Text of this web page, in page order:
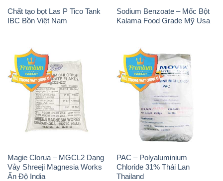
Chất tạo bọt Las P Tico Tank
IBC Bồn Việt Nam
Sodium Benzoate – Mốc Bột
Kalama Food Grade Mỹ Usa
Magie Clorua – MGCL2 Dạng
Vảy Shreeji Magnesia Works
Ấn Độ India
PAC – Polyaluminium
Chloride 31% Thái Lan
Thailand